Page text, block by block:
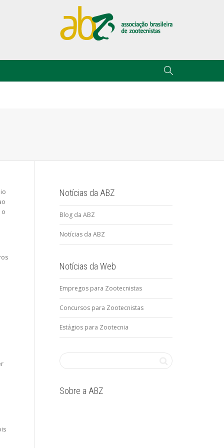
Notícias da ABZ
Blog da ABZ
Notícias da ABZ
Notícias da Web
Empregos para Zootecnistas
Concursos para Zootecnistas
Estágios para Zootecnia
Sobre a ABZ